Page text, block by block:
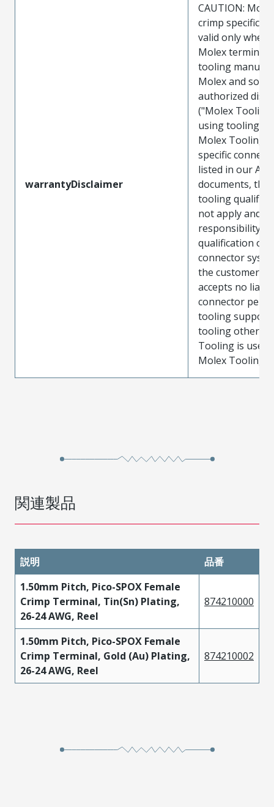
warrantyDisclaimer
CAUTION:
crimp
valid only when
Molex
tooling
Molex and sold
authorized
("Molex
using tooling
Molex Tooling
specific
listed in our ATS
documents, the
tooling
not apply and
responsibility
qualification of
connector
the customer.
accepts no
connector
tooling support
tooling other
Tooling is used
Molex Tooling
関連製品
説明
品番
1.50mm Pitch, Pico-SPOX Female
Crimp Terminal, Tin(Sn) Plating,
26-24 AWG, Reel
874210000
1.50mm Pitch, Pico-SPOX Female
Crimp Terminal, Gold (Au) Plating,
26-24 AWG, Reel
874210002